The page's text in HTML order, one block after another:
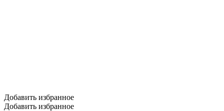
Добавить избранное
Добавить избранное